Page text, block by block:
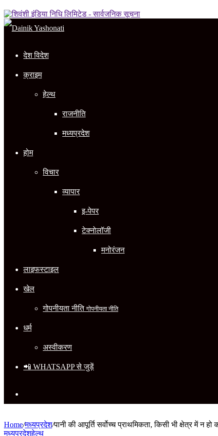
देश विदेश
क्राइम
हेल्थ
राजनीति
मध्यप्रदेश
होम
विचार
व्यापार
इ-पेपर
टेक्नोलॉजी
मनोरंजन
लाइफस्टाइल
खेल
गोपनीयता नीतिगोपनीयता नीति
धर्म
अस्वीकरण
📲 WHATSAPP से जुड़ें
Home/मध्यप्रदेश/पानी की आपूर्ति सर्वोच्च प्राथमिकता, किसी भी क्षेत्र में न हो
मध्यप्रदेशहेल्थ